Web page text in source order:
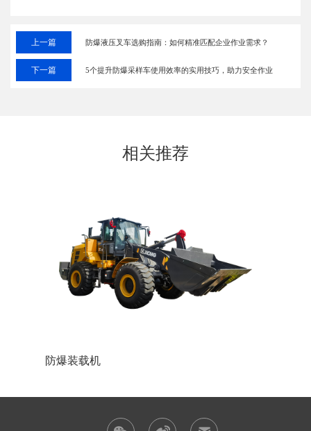
上一篇 防爆液压叉车选购指南：如何精准匹配企业作业需求？
下一篇 5个提升防爆采样车使用效率的实用技巧，助力安全作业
相关推荐
防爆装载机